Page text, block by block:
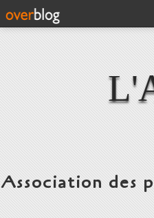
Association des